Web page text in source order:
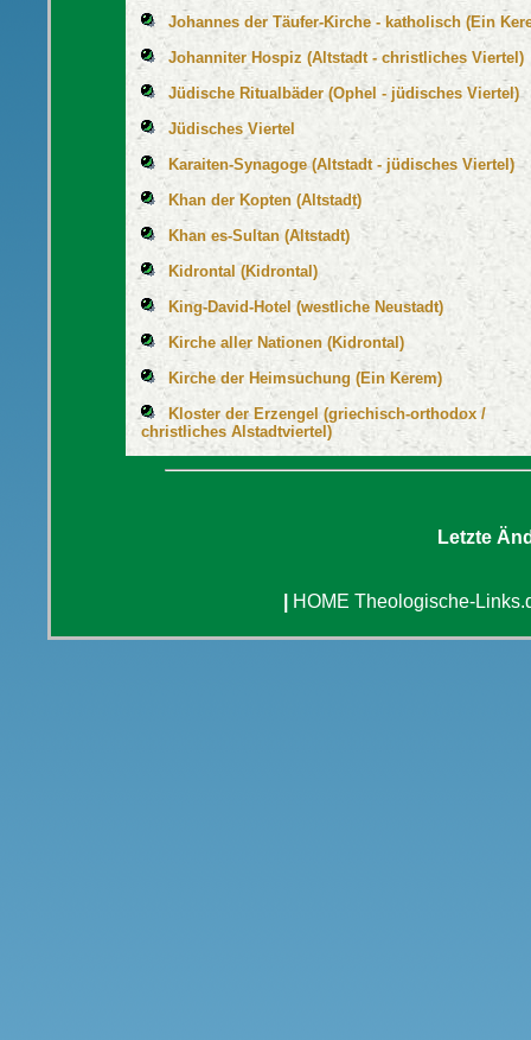
Johannes der Täufer-Kirche - katholisch (Ein
Johanniter Hospiz (Altstadt - christliches Viertel)
Jüdische Ritualbäder (Ophel - jüdisches Viertel)
Jüdisches Viertel
Karaiten-Synagoge (Altstadt - jüdisches Viertel)
Khan der Kopten (Altstadt)
Khan es-Sultan (Altstadt)
Kidrontal (Kidrontal)
King-David-Hotel (westliche Neustadt)
Kirche aller Nationen (Kidrontal)
Kirche der Heimsuchung (Ein Kerem)
Kloster der Erzengel (griechisch-orthodox /
christliches Alstadtviertel)
Letzte
HOME Theologische-